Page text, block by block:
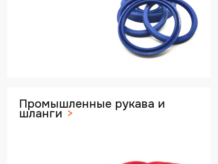
Промышленные рукава и
шланги